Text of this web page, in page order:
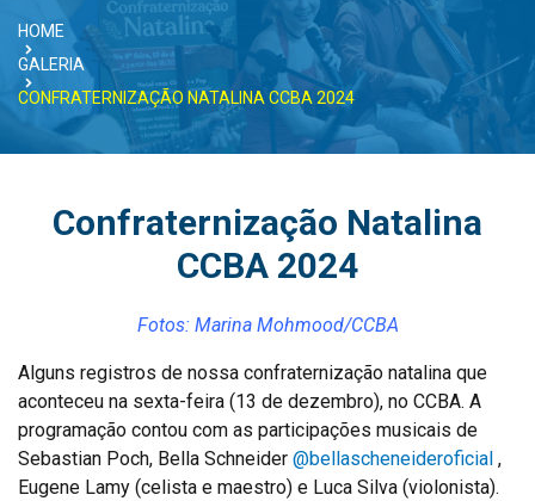
HOME
GALERIA
CONFRATERNIZAÇÃO NATALINA CCBA 2024
Confraternização Natalina
CCBA 2024
Fotos: Marina Mohmood/CCBA
Alguns registros de nossa confraternização natalina que
aconteceu na sexta-feira (13 de dezembro), no CCBA. A
programação contou com as participações musicais de
Sebastian Poch, Bella Schneider @bellascheneideroficial ,
Eugene Lamy (celista e maestro) e Luca Silva (violonista).